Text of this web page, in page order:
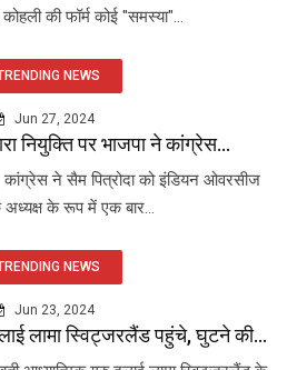
की फॉर्म कोई "समस्या"...
NEWS
Jun 27, 2024
नियुक्ति पर भाजपा ने कांग्रेस...
ने सैम पित्रोदा को इंडियन ओवरसीज
के रूप में एक बार...
NEWS
Jun 23, 2024
लामा स्विट्जरलैंड पहुंचे, घुटने की...